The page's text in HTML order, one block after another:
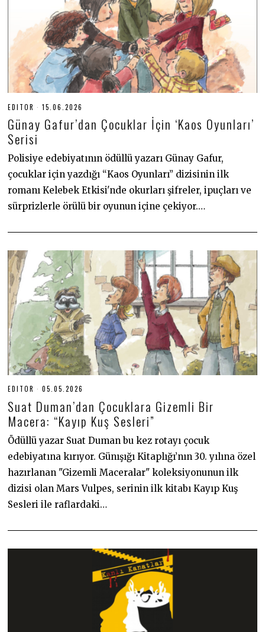
EDITOR 15.06.2026
.
2
0
2
6
Günay Gafur’dan Çocuklar İçin ‘Kaos Oyunları’
Serisi
Polisiye edebiyatının ödüllü yazarı Günay Gafur,
çocuklar için yazdığı “Kaos Oyunları” dizisinin ilk
romanı Kelebek Etkisi'nde okurları şifreler, ipuçları ve
sürprizlerle örülü bir oyunun içine çekiyor.…
EDITOR 05.05.2026
.
5
2
2
6
Suat Duman’dan Çocuklara Gizemli Bir
Macera: “Kayıp Kuş Sesleri”
Ödüllü yazar Suat Duman bu kez rotayı çocuk
edebiyatına kırıyor. Günışığı Kitaplığı’nın 30. yılına özel
hazırlanan "Gizemli Maceralar" koleksiyonunun ilk
dizisi olan Mars Vulpes, serinin ilk kitabı Kayıp Kuş
Sesleri ile raflardaki…